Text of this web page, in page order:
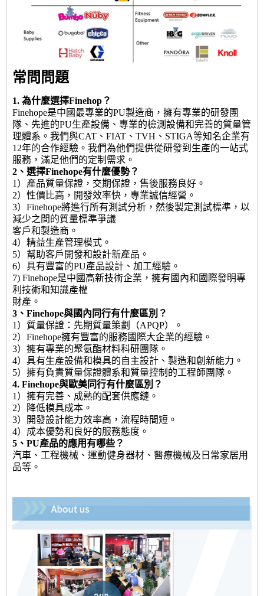
常問問題
1. 為什麼選擇Finehop？
Finehope是中國最專業的PU製造商，擁有專業的研發團
隊、先進的PU生產設備、專業的檢測設備和完善的質量管
理體系。我們與CAT、FIAT、TVH、STIGA等知名企業有
12年的合作經驗。我們為他們提供從研發到生產的一站式
服務，滿足他們的定制需求。
2、選擇Finehope有什麼優勢？
1）產品質量保證，交期保證，售後服務良好。
2）性價比高，開發效率快，專業誠信經營。
3）Finehope將進行所有測試分析，然後製定測試標準，以
減少之間的質量標準爭議
客戶和製造商。
4）精益生產管理模式。
5）幫助客戶開發和設計新產品。
6）具有豐富的PU產品設計、加工經驗。
7) Finehope是中國高新技術企業，擁有國內和國際發明專
利技術和知識產權
財產。
3、Finehope與國內同行有什麼區別？
1）質量保證：先期質量策劃（APQP）。
2）Finehope擁有豐富的服務國際大企業的經驗。
3）擁有專業的聚氨酯材料科研團隊。
4）具有生產設備和模具的自主設計、製造和創新能力。
5）擁有負責質量保證體系和質量控制的工程師團隊。
4. Finehope與歐美同行有什麼區別？
1）擁有完善、成熟的配套供應鏈。
2）降低模具成本。
3）開發設計能力效率高，流程時間短。
4）成本優勢和良好的服務態度。
5、PU產品的應用有哪些？
汽車、工程機械、運動健身器材、醫療機械及日常家居用
品等。